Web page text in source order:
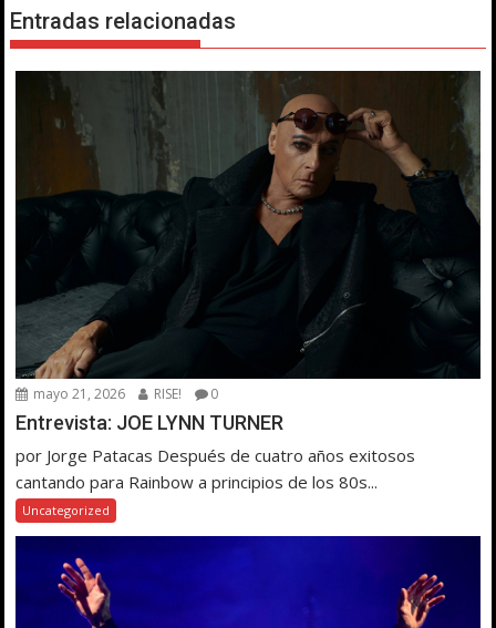
Entradas relacionadas
mayo 21, 2026 RISE! 0
Entrevista: JOE LYNN TURNER
por Jorge Patacas Después de cuatro años exitosos
cantando para Rainbow a principios de los 80s...
Uncategorized